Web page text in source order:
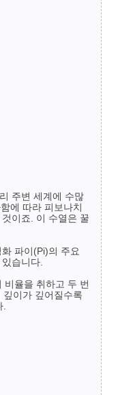
주변 세계에 수많
에 따라 피보나치
이죠. 이 수열은 꿀
파이(Pi)의 주요
습니다.
율을 취하고 두 번
이가 깊어질수록